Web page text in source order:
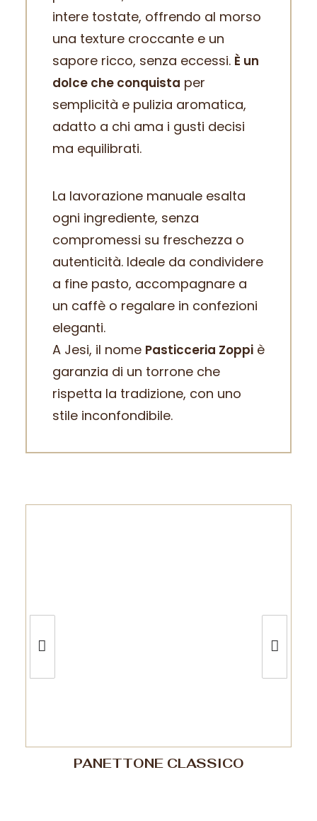
intere tostate, offrendo al morso
una texture croccante e un
sapore ricco, senza eccessi. È un
dolce che conquista per
semplicità e pulizia aromatica,
adatto a chi ama i gusti decisi
ma equilibrati.
La lavorazione manuale esalta
ogni ingrediente, senza
compromessi su freschezza o
autenticità. Ideale da condividere
a fine pasto, accompagnare a
un caffè o regalare in confezioni
eleganti.
A Jesi, il nome Pasticceria Zoppi è
garanzia di un torrone che
rispetta la tradizione, con uno
stile inconfondibile.
PANETTONE CLASSICO